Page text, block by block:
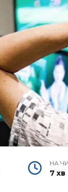
НА
7 хв